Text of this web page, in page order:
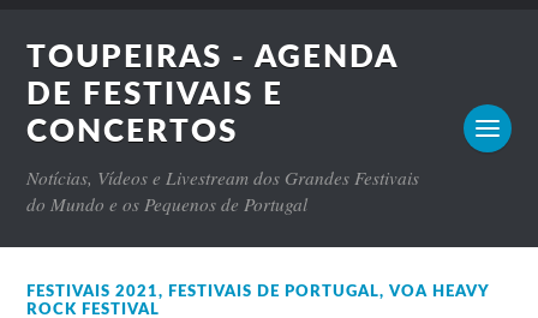
TOUPEIRAS - AGENDA
DE FESTIVAIS E
CONCERTOS
Notícias, Vídeos e Livestream dos Grandes Festivais
do Mundo e os Pequenos de Portugal
FESTIVAIS 2021, FESTIVAIS DE PORTUGAL,VOA HEAVY
ROCK FESTIVAL